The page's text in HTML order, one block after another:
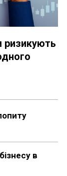
ризикують
в